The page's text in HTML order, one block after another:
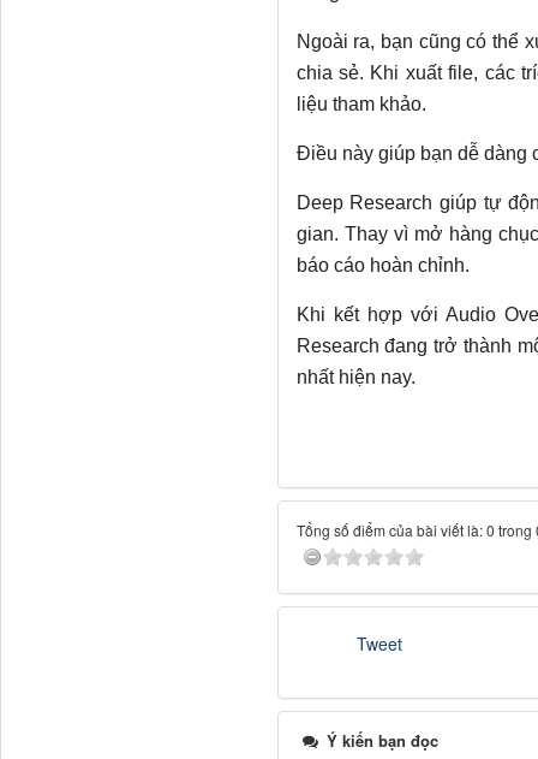
Ngoài ra, bạn cũng có thể
chia sẻ. Khi xuất file, các
liệu tham khảo.
Điều này giúp bạn dễ dàng
Deep Research giúp tự
gian. Thay vì mở hàng
báo cáo hoàn chỉnh.
Khi kết hợp với Audio
Research đang trở thành
nhất hiện nay.
Tổng số điểm của bài viết là: 0 trong
Tweet
Ý kiến bạn đọc